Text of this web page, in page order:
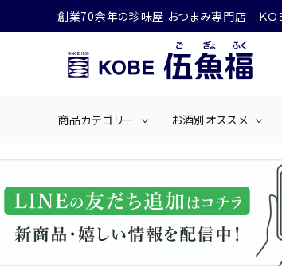
創業70余年の珍味屋 おつまみ専門店│ＫＯ
商品カテゴリー
くぎ煮 海産物
佃煮・ごはんの
お酒別オススメ
ACCOUNT MENU